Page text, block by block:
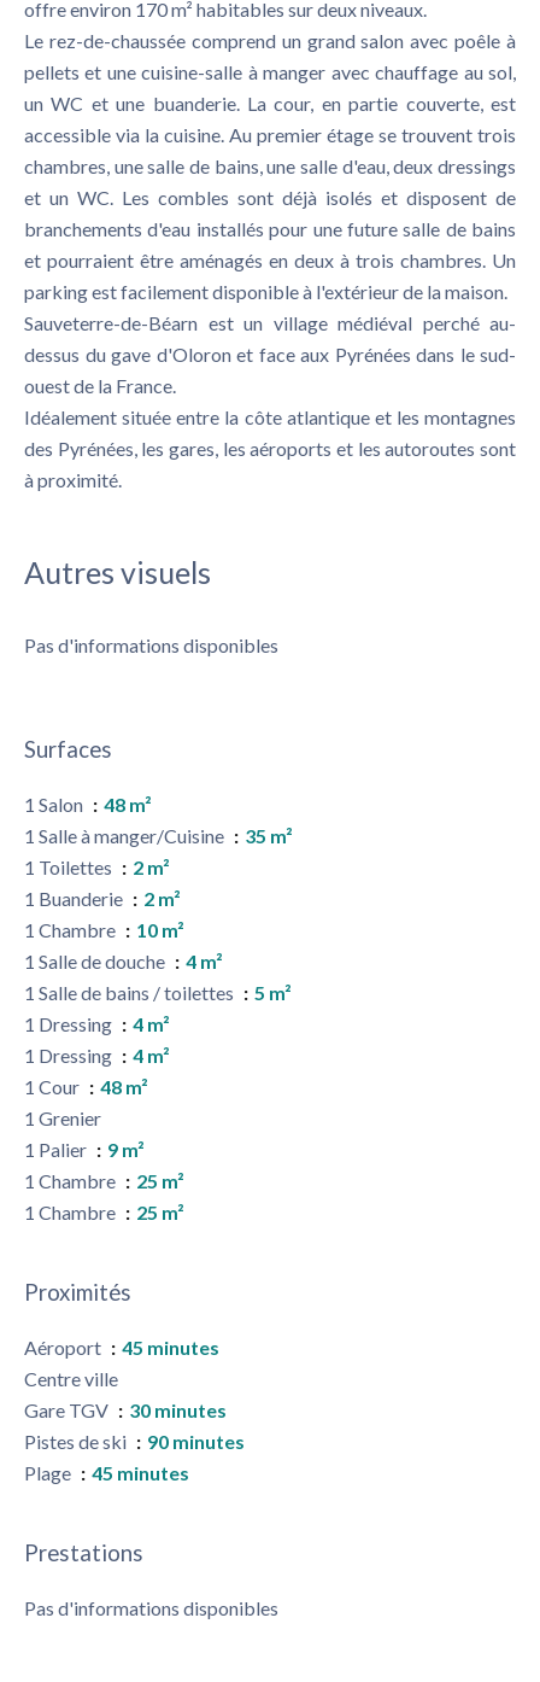
offre environ 170 m² habitables sur deux niveaux.
Le rez-de-chaussée comprend un grand salon avec poêle à
pellets et une cuisine-salle à manger avec chauffage au sol,
un WC et une buanderie. La cour, en partie couverte, est
accessible via la cuisine. Au premier étage se trouvent trois
chambres, une salle de bains, une salle d'eau, deux dressings
et un WC. Les combles sont déjà isolés et disposent de
branchements d'eau installés pour une future salle de bains
et pourraient être aménagés en deux à trois chambres. Un
parking est facilement disponible à l'extérieur de la maison.
Sauveterre-de-Béarn est un village médiéval perché au-
dessus du gave d'Oloron et face aux Pyrénées dans le sud-
ouest de la France.
Idéalement située entre la côte atlantique et les montagnes
des Pyrénées, les gares, les aéroports et les autoroutes sont
à proximité.
Autres visuels
Pas d'informations disponibles
Surfaces
1 Salon
48 m²
1 Salle à manger/Cuisine
35 m²
1 Toilettes
2 m²
1 Buanderie
2 m²
1 Chambre
10 m²
1 Salle de douche
4 m²
1 Salle de bains / toilettes
5 m²
1 Dressing
4 m²
1 Dressing
4 m²
1 Cour
48 m²
1 Grenier
1 Palier
9 m²
1 Chambre
25 m²
1 Chambre
25 m²
Proximités
Aéroport
45 minutes
Centre ville
Gare TGV
30 minutes
Pistes de ski
90 minutes
Plage
45 minutes
Prestations
Pas d'informations disponibles